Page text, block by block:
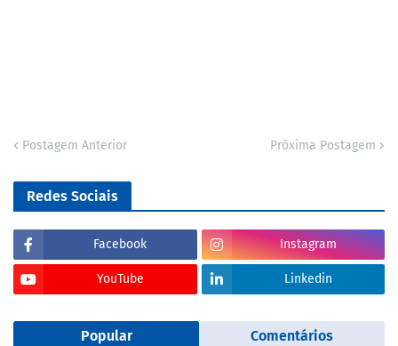
Postagem Anterior Próxima Postagem
Redes Sociais
Facebook Instagram
YouTube Linkedin
Popular Comentários